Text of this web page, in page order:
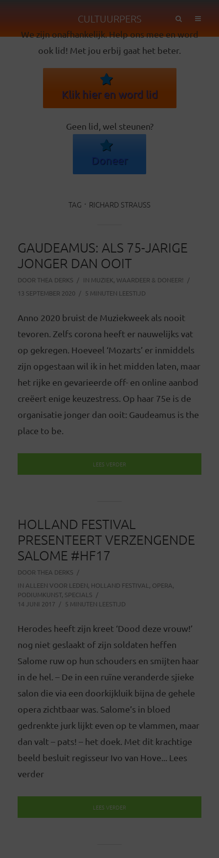
CULTUURPERS
We zijn onafhankelijk. Help ons mee en word
ook lid! Met jou erbij gaat het beter.
Klik hier en word lid
Geen lid, wel steunen?
Doneer
TAG RICHARD STRAUSS
GAUDEAMUS: ALS 75-JARIGE
JONGER DAN OOIT
DOOR THEA DERKS IN MUZIEK, WAARDEER & DONEER!
13 SEPTEMBER 2020
5 MINUTEN LEESTIJD
Anno 2020 bruist de Muziekweek als nooit
tevoren. Zelfs corona heeft er nauwelijks vat
op gekregen. Hoeveel ‘Mozarts’ er inmiddels
zijn opgestaan wil ik in het midden laten, maar
het rijke en gevarieerde off- en online aanbod
creëert enige keuzestress. Op haar 75e is de
organisatie jonger dan ooit: Gaudeamus is the
place to be.
LEES VERDER
HOLLAND FESTIVAL
PRESENTEERT VERZENGENDE
SALOME #HF17
DOOR THEA DERKS
IN ALLEEN VOOR LEDEN, HOLLAND FESTIVAL , OPERA,
PODIUMKUNST, SPECIALS
14 JUNI 2017
5 MINUTEN LEESTIJD
Herodes heeft zijn kreet ‘Dood deze vrouw!’
nog niet geslaakt of zijn soldaten heffen
Salome ruw op hun schouders en smijten haar
in de hel. – De in een ruïne veranderde sjieke
salon die via een doorkijkluik bijna de gehele
opera zichtbaar was. Salome’s in bloed
gedrenkte jurk lijkt even op te vlammen, maar
dan valt – pats! – het doek. Met dit krachtige
beeld besluit regisseur Ivo van Hove... Lees
verder
LEES VERDER